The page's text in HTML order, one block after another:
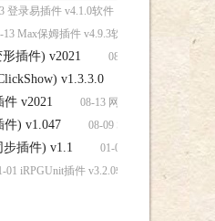
登录易插件 v4.1.0软件，登录易插件 v4.1.0
13 Max保姆插件 v4.9.3软件，Max保姆插件
插件) v2021 08-13 Mettle -Form
v1.3.3.0
v2021 08-13 网盘自动填写访问码
件) v1.047 08-09 SplineLand(地形道
插件) v1.1 01-01 - Caddy(AE角色
01 iRPGUnit插件 v3.2.0软件，iRPGUnit插